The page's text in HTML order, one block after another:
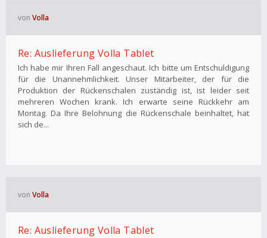
von Volla
Re: Auslieferung Volla Tablet
Ich habe mir Ihren Fall angeschaut. Ich bitte um Entschuldigung
für die Unannehmlichkeit. Unser Mitarbeiter, der für die
Produktion der Rückenschalen zuständig ist, ist leider seit
mehreren Wochen krank. Ich erwarte seine Rückkehr am
Montag. Da Ihre Belohnung die Rückenschale beinhaltet, hat
sich de...
von Volla
Re: Auslieferung Volla Tablet